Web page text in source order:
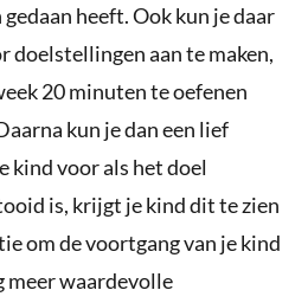
heeft. Ook kun je daar
doelstellingen aan te maken,
20 minuten te oefenen
kun je dan een lief
kind voor als het doel
is, krijgt je kind dit te zien
om de voortgang van je kind
meer waardevolle